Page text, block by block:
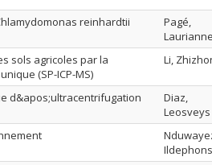
reinhardtii
Pagé,
Laurianne
sols agricoles par la
(SP-ICP-MS)
Li,
d&apos;ultracentrifugation
Diaz,
Leosveys